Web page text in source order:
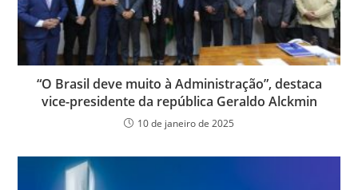
“O Brasil deve muito à Administração”, destaca
vice-presidente da república Geraldo Alckmin
10 de janeiro de 2025